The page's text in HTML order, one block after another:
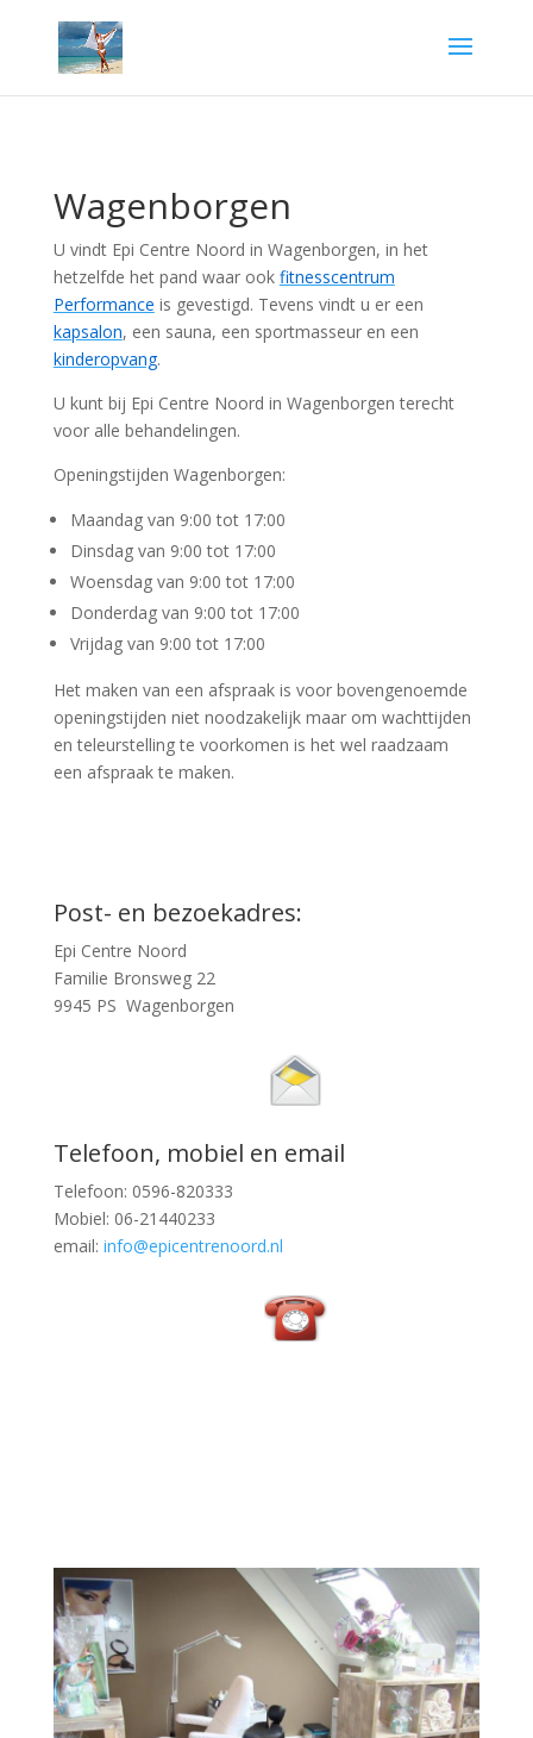
Wagenborgen
U vindt Epi Centre Noord in Wagenborgen, in het
hetzelfde het pand waar ook fitnesscentrum
Performance is gevestigd. Tevens vindt u er een
kapsalon, een sauna, een sportmasseur en een
kinderopvang.
U kunt bij Epi Centre Noord in Wagenborgen terecht
voor alle behandelingen.
Openingstijden Wagenborgen:
Maandag van 9:00 tot 17:00
Dinsdag van 9:00 tot 17:00
Woensdag van 9:00 tot 17:00
Donderdag van 9:00 tot 17:00
Vrijdag van 9:00 tot 17:00
Het maken van een afspraak is voor bovengenoemde
openingstijden niet noodzakelijk maar om wachttijden
en teleurstelling te voorkomen is het wel raadzaam
een afspraak te maken.
Post- en bezoekadres:
Epi Centre Noord
Familie Bronsweg 22
9945 PS Wagenborgen
Telefoon, mobiel en email
Telefoon: 0596-820333
Mobiel: 06-21440233
email: info@epicentrenoord.nl